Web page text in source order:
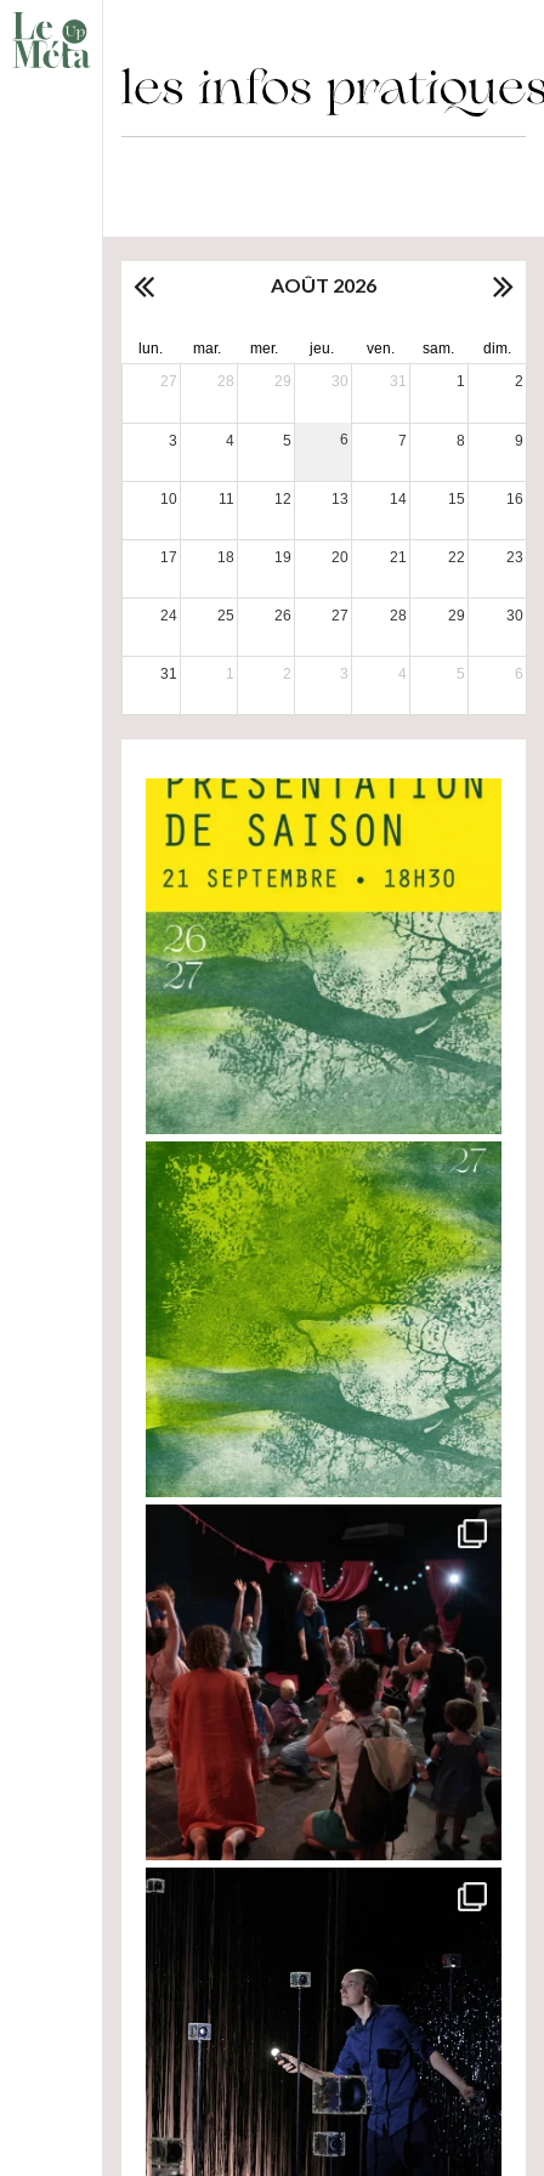
AOÛT 2026
lun. mar. mer. jeu. ven. sam.
dim.
27
28 29 30 31 1 2
3 4 5 6 7 8 9
10 11 12 13 14 15 16
17 18 19 20 21 22 23
24 25 26 27 28 29 30
31 1 2 3 4 5 6